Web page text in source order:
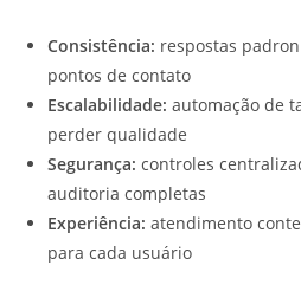
Consistência: respostas
pontos de contato
Escalabilidade: automação de
perder qualidade
Segurança: controles
auditoria completas
Experiência: atendimento
para cada usuário